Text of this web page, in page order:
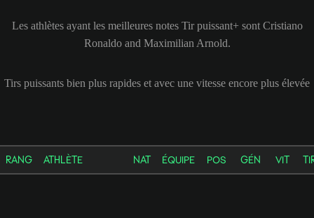
Les athlètes ayant les meilleures notes Tir puissant+ sont Cristiano
Ronaldo and Maximilian Arnold.
Tirs puissants bien plus rapides et avec une vitesse encore plus élevée
RANG ATHLÈTE NAT ÉQUIPE POS GÉN VIT